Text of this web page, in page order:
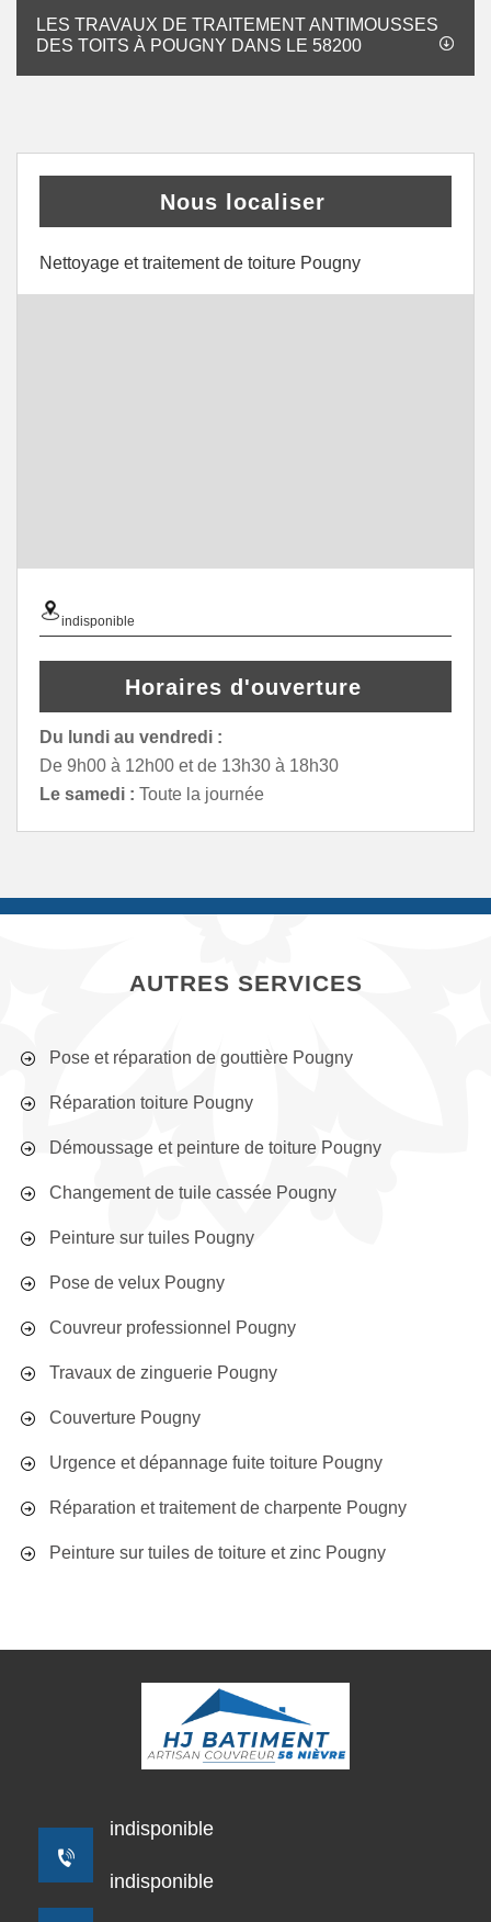
LES TRAVAUX DE TRAITEMENT ANTIMOUSSES
DES TOITS À POUGNY DANS LE 58200
Nous localiser
Nettoyage et traitement de toiture Pougny
indisponible
Horaires d'ouverture
Du lundi au vendredi :
De 9h00 à 12h00 et de 13h30 à 18h30
Le samedi : Toute la journée
AUTRES SERVICES
Pose et réparation de gouttière Pougny
Réparation toiture Pougny
Démoussage et peinture de toiture Pougny
Changement de tuile cassée Pougny
Peinture sur tuiles Pougny
Pose de velux Pougny
Couvreur professionnel Pougny
Travaux de zinguerie Pougny
Couverture Pougny
Urgence et dépannage fuite toiture Pougny
Réparation et traitement de charpente Pougny
Peinture sur tuiles de toiture et zinc Pougny
indisponible
indisponible